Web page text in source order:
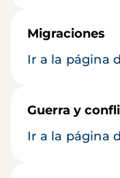
Migraciones
Ir a la página
Guerra y
Ir a la página